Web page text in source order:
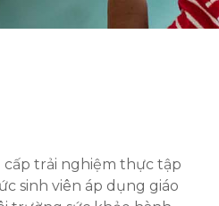
cấp trải nghiệm thực tập
sinh viên áp dụng giáo